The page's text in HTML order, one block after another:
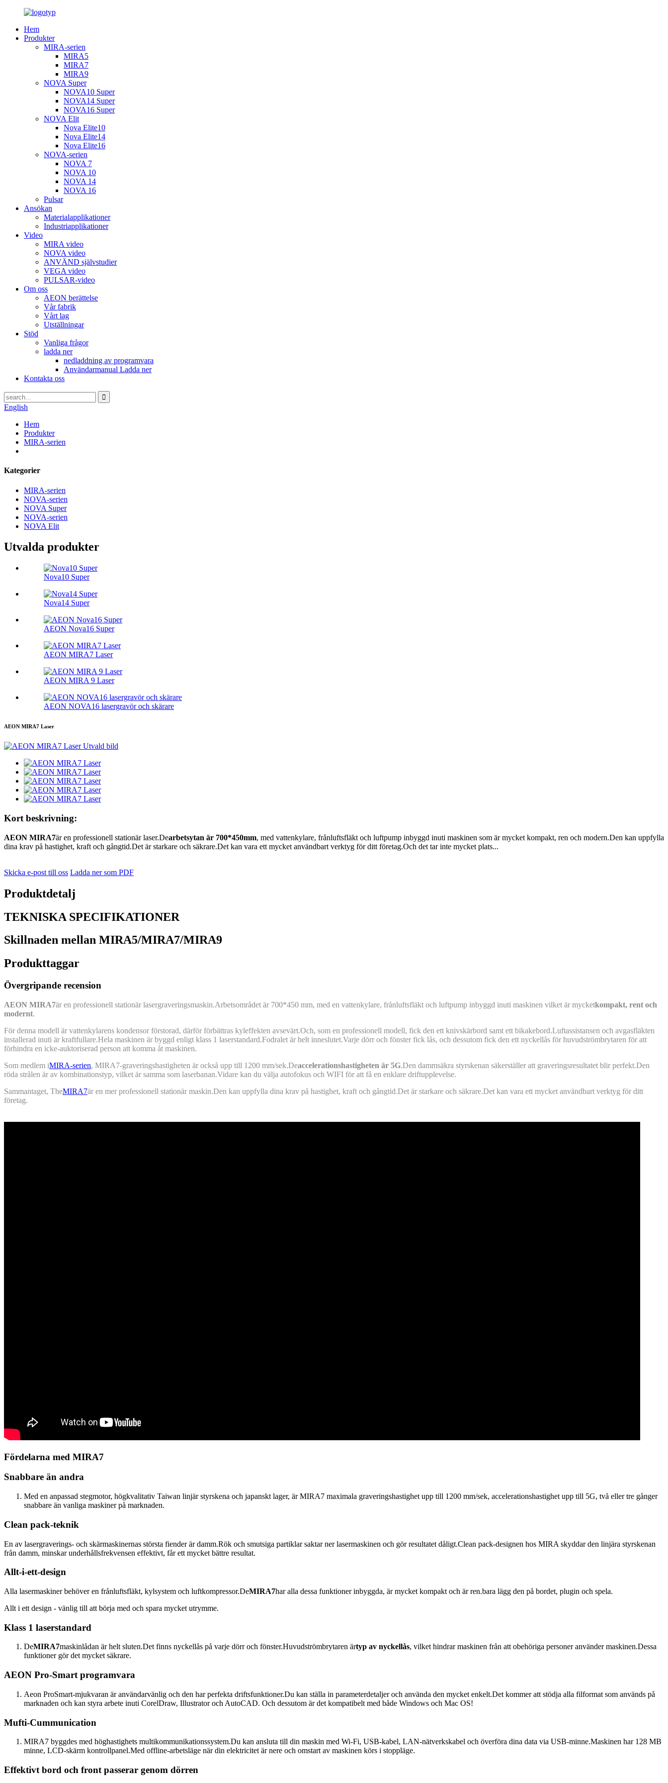
Hem
Produkter
MIRA-serien
MIRA5
MIRA7
MIRA9
NOVA Super
NOVA10 Super
NOVA14 Super
NOVA16 Super
NOVA Elit
Nova Elite10
Nova Elite14
Nova Elite16
NOVA-serien
NOVA 7
NOVA 10
NOVA 14
NOVA 16
Pulsar
Ansökan
Materialapplikationer
Industriapplikationer
Video
MIRA video
NOVA video
ANVÄND självstudier
VEGA video
PULSAR-video
Om oss
AEON berättelse
Vår fabrik
Vårt lag
Utställningar
Stöd
Vanliga frågor
ladda ner
nedladdning av programvara
Användarmanual Ladda ner
Kontakta oss
English
Hem
Produkter
MIRA-serien
Kategorier
MIRA-serien
NOVA-serien
NOVA Super
NOVA-serien
NOVA Elit
Utvalda produkter
Nova10 Super
Nova14 Super
AEON Nova16 Super
AEON MIRA7 Laser
AEON MIRA 9 Laser
AEON NOVA16 lasergravör och skärare
AEON MIRA7 Laser
Kort beskrivning:
AEON MIRA7är en professionell stationär laser.Dearbetsytan är 700*450mm, med vattenkylare, frånluftsfläkt och luftpump inbyggd inuti maskinen som är mycket kompakt, ren och modern.Den kan uppfylla
dina krav på hastighet, kraft och gångtid.Det är starkare och säkrare.Det kan vara ett mycket användbart verktyg för ditt företag.Och det tar inte mycket plats...
Skicka e-post till oss Ladda ner som PDF
Produktdetalj
TEKNISKA SPECIFIKATIONER
Skillnaden mellan MIRA5/MIRA7/MIRA9
Produkttaggar
Övergripande recension
AEON MIRA7är en professionell stationär lasergraveringsmaskin.Arbetsområdet är 700*450 mm, med en vattenkylare, frånluftsfläkt och luftpump inbyggd inuti maskinen vilket är mycketkompakt, rent och
modernt.
För denna modell är vattenkylarens kondensor förstorad, därför förbättras kyleffekten avsevärt.Och, som en professionell modell, fick den ett knivskärbord samt ett bikakebord.Luftassistansen och avgasfläkten
installerad inuti är kraftfullare.Hela maskinen är byggd enligt klass 1 laserstandard.Fodralet är helt inneslutet.Varje dörr och fönster fick lås, och dessutom fick den ett nyckellås för huvudströmbrytaren för att
förhindra en icke-auktoriserad person att komma åt maskinen.
Som medlem iMIRA-serien, MIRA7-graveringshastigheten är också upp till 1200 mm/sek.Deaccelerationshastigheten är 5G.Den dammsäkra styrskenan säkerställer att graveringsresultatet blir perfekt.Den
röda strålen är av kombinationstyp, vilket är samma som laserbanan.Vidare kan du välja autofokus och WIFI för att få en enklare driftupplevelse.
Sammantaget, TheMIRA7är en mer professionell stationär maskin.Den kan uppfylla dina krav på hastighet, kraft och gångtid.Det är starkare och säkrare.Det kan vara ett mycket användbart verktyg för ditt
företag.
Fördelarna med MIRA7
Snabbare än andra
Med en anpassad stegmotor, högkvalitativ Taiwan linjär styrskena och japanskt lager, är MIRA7 maximala graveringshastighet upp till 1200 mm/sek, accelerationshastighet upp till 5G, två eller tre gånger
snabbare än vanliga maskiner på marknaden.
Clean pack-teknik
En av lasergraverings- och skärmaskinernas största fiender är damm.Rök och smutsiga partiklar saktar ner lasermaskinen och gör resultatet dåligt.Clean pack-designen hos MIRA skyddar den linjära styrskenan
från damm, minskar underhållsfrekvensen effektivt, får ett mycket bättre resultat.
Allt-i-ett-design
Alla lasermaskiner behöver en frånluftsfläkt, kylsystem och luftkompressor.DeMIRA7har alla dessa funktioner inbyggda, är mycket kompakt och är ren.bara lägg den på bordet, plugin och spela.
Allt i ett design - vänlig till att börja med och spara mycket utrymme.
Klass 1 laserstandard
DeMIRA7maskinlådan är helt sluten.Det finns nyckellås på varje dörr och fönster.Huvudströmbrytaren ärtyp av nyckellås, vilket hindrar maskinen från att obehöriga personer använder maskinen.Dessa
funktioner gör det mycket säkrare.
AEON Pro-Smart programvara
Aeon ProSmart-mjukvaran är användarvänlig och den har perfekta driftsfunktioner.Du kan ställa in parameterdetaljer och använda den mycket enkelt.Det kommer att stödja alla filformat som används på
marknaden och kan styra arbete inuti CorelDraw, Illustrator och AutoCAD. Och dessutom är det kompatibelt med både Windows och Mac OS!
Mufti-Cummunication
MIRA7 byggdes med höghastighets multikommunikationssystem.Du kan ansluta till din maskin med Wi-Fi, USB-kabel, LAN-nätverkskabel och överföra dina data via USB-minne.Maskinen har 128 MB
minne, LCD-skärm kontrollpanel.Med offline-arbetsläge när din elektricitet är nere och omstart av maskinen körs i stoppläge.
Effektivt bord och front passerar genom dörren